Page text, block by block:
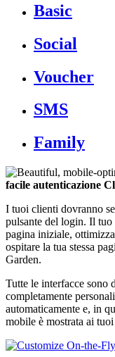
Basic
Social
Voucher
SMS
Family
facile autenticazione
I tuoi clienti dovranno
pulsante del login. Il tuo
pagina iniziale,
ospitare la tua stessa
Garden.
Tutte le interfacce sono
completamente
automaticamente e, in
mobile è mostrata ai